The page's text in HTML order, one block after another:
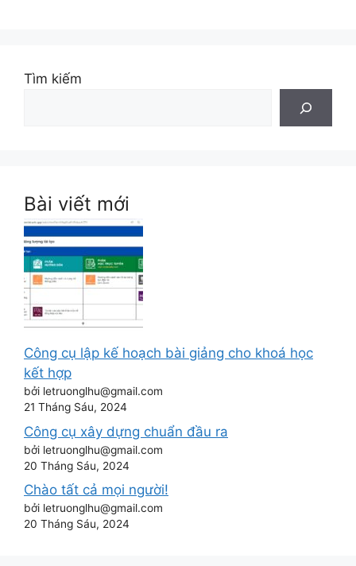
Tìm kiếm
Bài viết mới
Công cụ lập kế hoạch bài giảng cho khoá học
kết hợp
bởi letruonglhu@gmail.com
21 Tháng Sáu, 2024
Công cụ xây dựng chuẩn đầu ra
bởi letruonglhu@gmail.com
20 Tháng Sáu, 2024
Chào tất cả mọi người!
bởi letruonglhu@gmail.com
20 Tháng Sáu, 2024